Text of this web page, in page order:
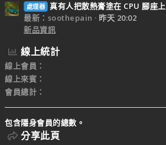
處理器 真有人把散熱膏塗在 CPU 腳座上
最新：soothepain
昨天 20:02
新品資訊
線上統計
線上會員
線上來賓
會員總計
包含隱身會員的總數。
分享此頁